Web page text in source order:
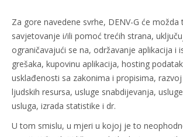
Za gore navedene svrhe, DENV-G će možda
savjetovanje i/ili pomoć trećih strana,
ograničavajući se na, održavanje aplikacija i
grešaka, kupovinu aplikacija, hosting
usklađenosti sa zakonima i propisima,
ljudskih resursa, usluge snabdijevanja,
usluga, izrada statistike i dr.
U tom smislu, u mjeri u kojoj je to